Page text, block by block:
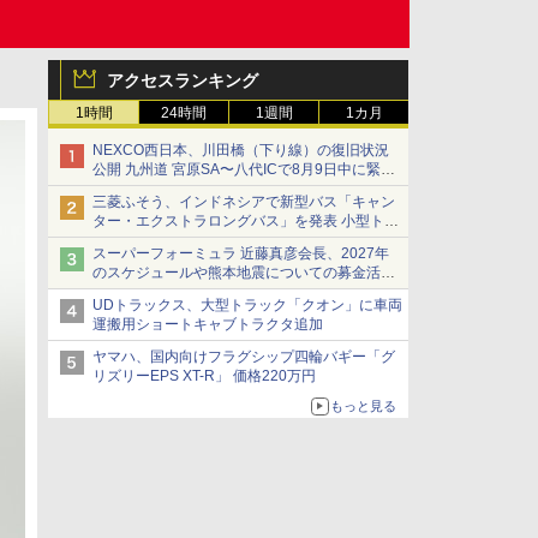
アクセスランキング
1時間 24時間 1週間 1カ月
NEXCO西日本、川田橋（下り線）の復旧状況
公開 九州道 宮原SA〜八代ICで8月9日中に緊急
車両を通行可能に
三菱ふそう、インドネシアで新型バス「キャン
ター・エクストラロングバス」を発表 小型トラ
ックベースの観光・旅客輸送向けバス
スーパーフォーミュラ 近藤真彦会長、2027年
のスケジュールや熊本地震についての募金活動
を紹介
UDトラックス、大型トラック「クオン」に車両
運搬用ショートキャブトラクタ追加
ヤマハ、国内向けフラグシップ四輪バギー「グ
リズリーEPS XT-R」 価格220万円
もっと見る